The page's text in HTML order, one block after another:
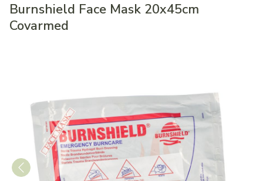
Burnshield Face Mask 20x45cm
Covarmed